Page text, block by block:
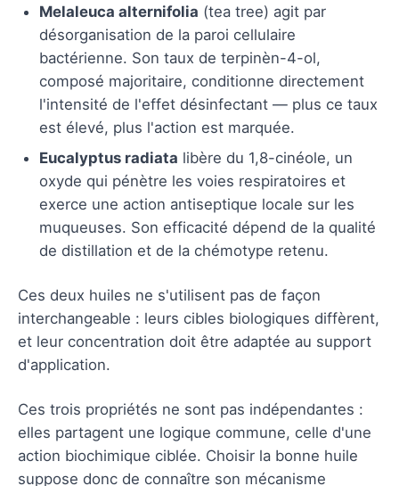
Melaleuca alternifolia (tea tree) agit par
désorganisation de la paroi cellulaire
bactérienne. Son taux de terpinèn-4-ol,
composé majoritaire, conditionne directement
l'intensité de l'effet désinfectant — plus ce taux
est élevé, plus l'action est marquée.
Eucalyptus radiata libère du 1,8-cinéole, un
oxyde qui pénètre les voies respiratoires et
exerce une action antiseptique locale sur les
muqueuses. Son efficacité dépend de la qualité
de distillation et de la chémotype retenu.
Ces deux huiles ne s'utilisent pas de façon
interchangeable : leurs cibles biologiques diffèrent,
et leur concentration doit être adaptée au support
d'application.
Ces trois propriétés ne sont pas indépendantes :
elles partagent une logique commune, celle d'une
action biochimique ciblée. Choisir la bonne huile
suppose donc de connaître son mécanisme